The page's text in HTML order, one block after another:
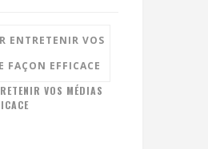
VOS MÉDIAS